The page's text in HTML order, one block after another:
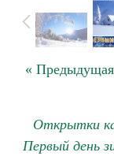
« Предыдущая
Открытки
Первый день